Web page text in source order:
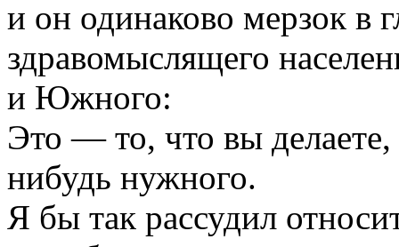
и он одинаково мерзок в
здравомыслящего
и Южного:
Это — то, что вы делаете,
нибудь нужного.
Я бы так рассудил